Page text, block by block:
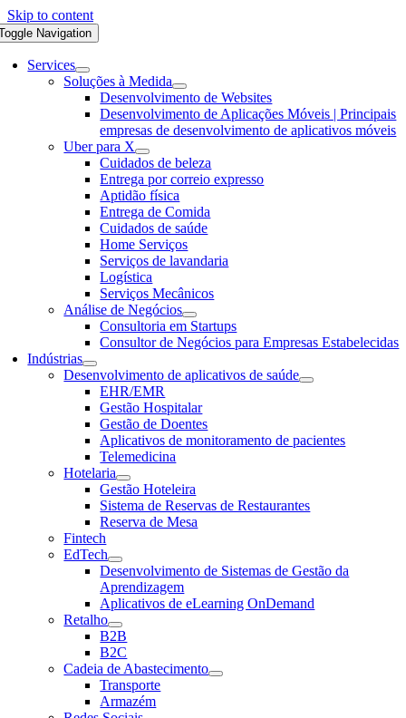
Skip to content
Navigation
Services
Soluções à Medida
Desenvolvimento de Websites
Desenvolvimento de Aplicações Móveis | Principais
empresas de desenvolvimento de aplicativos móveis
Uber para X
Cuidados de beleza
Entrega por correio expresso
Aptidão física
Entrega de Comida
Cuidados de saúde
Home Serviços
Serviços de lavandaria
Logística
Serviços Mecânicos
Análise de Negócios
Consultoria em Startups
Consultor de Negócios para Empresas Estabelecidas
Indústrias
Desenvolvimento de aplicativos de saúde
EHR/EMR
Gestão Hospitalar
Gestão de Doentes
Aplicativos de monitoramento de pacientes
Telemedicina
Hotelaria
Gestão Hoteleira
Sistema de Reservas de Restaurantes
Reserva de Mesa
Fintech
EdTech
Desenvolvimento de Sistemas de Gestão da
Aprendizagem
Aplicativos de eLearning OnDemand
Retalho
B2B
B2C
Cadeia de Abastecimento
Transporte
Armazém